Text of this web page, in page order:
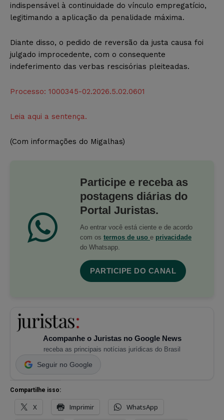
indispensável à continuidade do vínculo empregatício,
legitimando a aplicação da penalidade máxima.
Diante disso, o pedido de reversão da justa causa foi
julgado improcedente, com o consequente
indeferimento das verbas rescisórias pleiteadas.
Processo: 1000345-02.2026.5.02.0601
Leia aqui a sentença.
(Com informações do Migalhas)
Participe e receba as
postagens diárias do
Portal Juristas.
Ao entrar você está ciente e de acordo
com os termos de uso e privacidade
do Whatsapp.
PARTICIPE DO CANAL
Acompanhe o Juristas no Google News
receba as principais notícias jurídicas do Brasil
Seguir no Google
Compartilhe isso:
X Imprimir WhatsApp